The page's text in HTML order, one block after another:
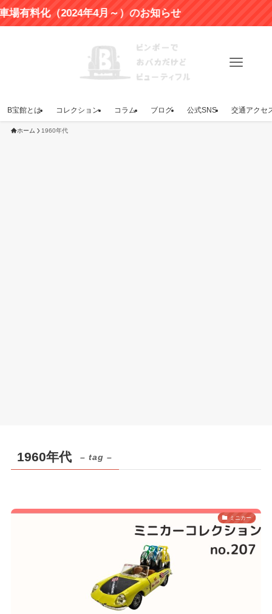
化（2024年4月～）のお知らせ
B宝館とは コレクション コラム ブログ 公式SNS 交通アクセ
ホーム 1960年代
1960年代 – tag –
ミニカー